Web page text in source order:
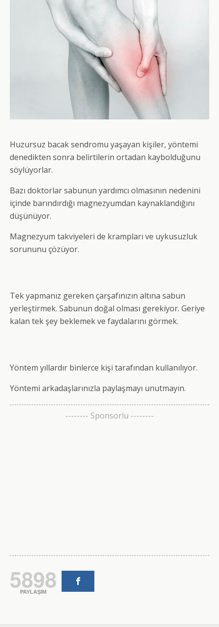
Huzursuz bacak sendromu yaşayan kişiler, yöntemi
denedikten sonra belirtilerin ortadan kaybolduğunu
söylüyorlar.
Bazı doktorlar sabunun yardımcı olmasının nedenini
içinde barındırdığı magnezyumdan kaynaklandığını
düşünüyor.
Magnezyum takviyeleri de krampları ve uykusuzluk
sorununu çözüyor.
Tek yapmanız gereken çarşafınızın altına sabun
yerleştirmek. Sabunun doğal olması gerekiyor. Geriye
kalan tek şey beklemek ve faydalarını görmek.
Yöntem yıllardır binlerce kişi tarafından kullanılıyor.
Yöntemi arkadaşlarınızla paylaşmayı unutmayın.
-------- Sponsorlu --------
5898
PAYLAŞIM